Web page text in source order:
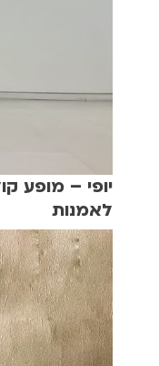
יופי – מופע
לאמנות